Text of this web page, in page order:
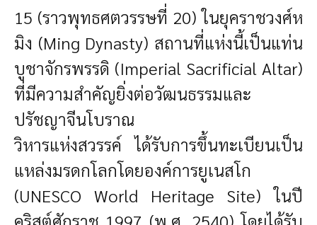
15 (ราวพุทธศตวรรษที่ 20) ในยุคราชวงศ์ห
มิง (Ming Dynasty) สถานที่แห่งนี้เป็นแท่น
บูชาจักรพรรดิ (Imperial Sacrificial Altar)
ที่มีความสำคัญยิ่งต่อวัฒนธรรมและ
ปรัชญาจีนโบราณ
วิหารแห่งสวรรค์ ได้รับการขึ้นทะเบียนเป็น
แหล่งมรดกโลกโดยองค์การยูเนสโก
(UNESCO World Heritage Site) ในปี